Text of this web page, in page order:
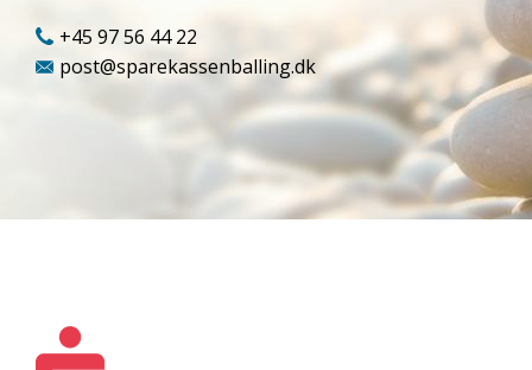
+45 97 56 44 22
post@sparekassenballing.dk